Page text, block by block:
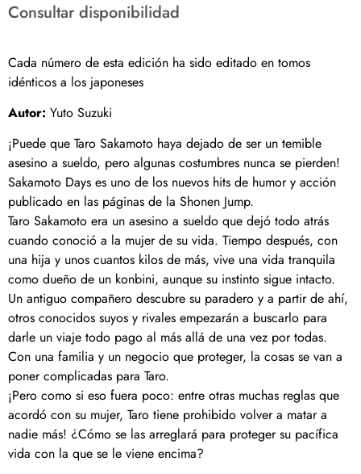
Consultar disponibilidad
Cada número de esta edición ha sido editado en tomos
idénticos a los japoneses
Autor: Yuto Suzuki
¡Puede que Taro Sakamoto haya dejado de ser un temible
asesino a sueldo, pero algunas costumbres nunca se pierden!
Sakamoto Days es uno de los nuevos hits de humor y acción
publicado en las páginas de la Shonen Jump.
Taro Sakamoto era un asesino a sueldo que dejó todo atrás
cuando conoció a la mujer de su vida. Tiempo después, con
una hija y unos cuantos kilos de más, vive una vida tranquila
como dueño de un konbini, aunque su instinto sigue intacto.
Un antiguo compañero descubre su paradero y a partir de ahí,
otros conocidos suyos y rivales empezarán a buscarlo para
darle un viaje todo pago al más allá de una vez por todas.
Con una familia y un negocio que proteger, la cosas se van a
poner complicadas para Taro.
¡Pero como si eso fuera poco: entre otras muchas reglas que
acordó con su mujer, Taro tiene prohibido volver a matar a
nadie más! ¿Cómo se las arreglará para proteger su pacífica
vida con la que se le viene encima?